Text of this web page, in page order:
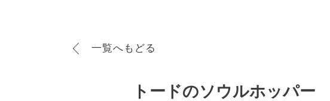
一覧へもどる
トードのソウルホッパー